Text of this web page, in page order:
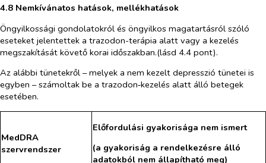
4.8 Nemkívánatos hatások, mellékhatások
Öngyilkossági gondolatokról és öngyilkos magatartásról szóló
eseteket jelentettek a trazodon-terápia alatt vagy a kezelés
megszakítását követő korai időszakban.(lásd 4.4 pont).
Az alábbi tünetekről – melyek a nem kezelt depresszió tünetei is
egyben – számoltak be a trazodon‑kezelés alatt álló betegek
esetében.
MedDRA
szervrendszer
Előfordulási gyakorisága nem ismert
(a gyakoriság a rendelkezésre álló
adatokból nem állapítható meg)